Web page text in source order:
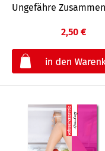
Ungefähre
2,50 €